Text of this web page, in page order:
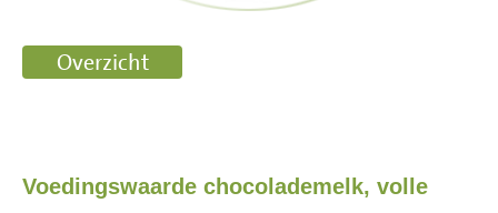
Voedingswaarde chocolademelk, volle